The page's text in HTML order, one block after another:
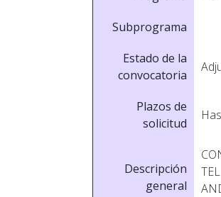
Subprograma
Estado de la
convocatoria
Plazos de
solicitud
Descripción
general